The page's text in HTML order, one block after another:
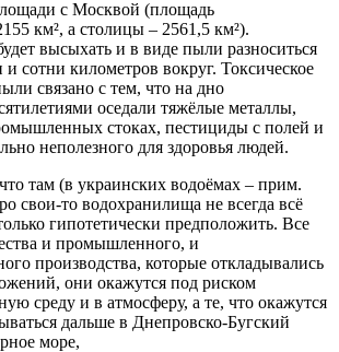
с Москвой (площадь
км², а столицы – 2561,5 км²).
высыхать и в виде пыли разноситься
и сотни километров вокруг. Токсическое
связано с тем, что на дно
оседали тяжёлые металлы,
стоках, пестициды с полей и
неполезного для здоровья людей.
там (в украинских водоёмах – прим.
свои-то водохранилища не всегда всё
гипотетически предположить. Все
и промышленного, и
производства, которые откладывались
они окажутся под риском
среду и в атмосферу, а те, что окажутся
дальше в Днепровско-Бугский
море,